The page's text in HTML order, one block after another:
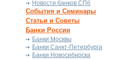
Новости банков СПб
События и Семинары
Статьи и Советы
Банки России
Банки Москвы
Банки Санкт-Петербурга
Банки Новосибирска